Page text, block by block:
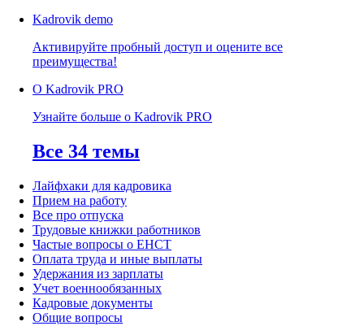
Kadrovik demo
Активируйте пробный доступ и оцените все
преимущества!
О Kadrovik PRO
Узнайте больше о Kadrovik PRO
Все 34 темы
Лайфхаки для кадровика
Прием на работу
Все про отпуска
Трудовые книжки работников
Частые вопросы о ЕНСТ
Оплата труда и иные выплаты
Удержания из зарплаты
Учет военнообязанных
Кадровые документы
Общие вопросы